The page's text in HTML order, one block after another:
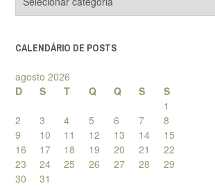
de
CALENDÁRIO DE POSTS
agosto 2026
D
S T Q Q S
S
1
2
3 4 5 6 7
8
9
10 11 12 13 14
15
16
17 18 19 20 21
22
23
24 25 26 27 28
29
30
31